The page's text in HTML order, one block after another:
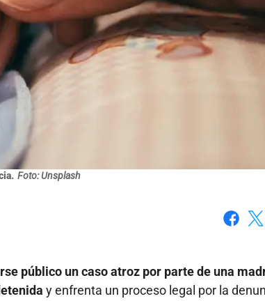
Foto: Unsplash
público un caso atroz por parte de una
y enfrenta un proceso legal por la